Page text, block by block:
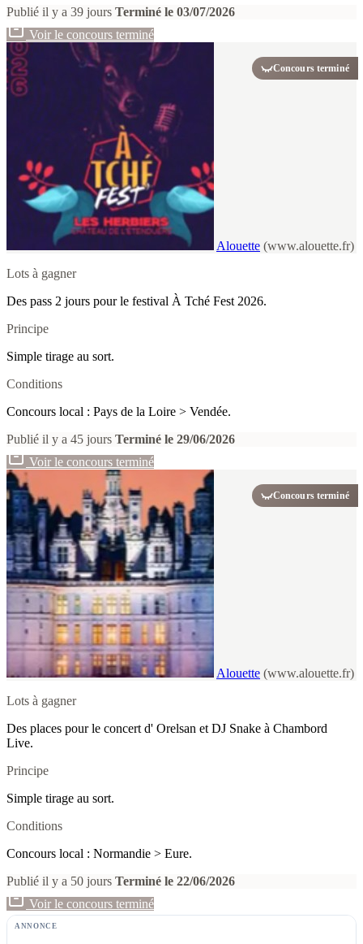
Publié il y a 39 jours Terminé le 03/07/2026
Voir le concours terminé
Concours terminé
Alouette (www.alouette.fr)
Lots à gagner
Des pass 2 jours pour le festival À Tché Fest 2026.
Principe
Simple tirage au sort.
Conditions
Concours local : Pays de la Loire > Vendée.
Publié il y a 45 jours Terminé le 29/06/2026
Voir le concours terminé
Concours terminé
Alouette (www.alouette.fr)
Lots à gagner
Des places pour le concert d' Orelsan et DJ Snake à Chambord
Live.
Principe
Simple tirage au sort.
Conditions
Concours local : Normandie > Eure.
Publié il y a 50 jours Terminé le 22/06/2026
Voir le concours terminé
ANNONCE